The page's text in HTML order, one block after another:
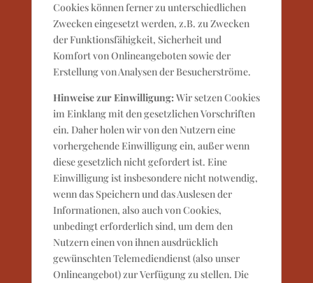
Cookies können ferner zu unterschiedlichen
Zwecken eingesetzt werden, z.B. zu Zwecken
der Funktionsfähigkeit, Sicherheit und
Komfort von Onlineangeboten sowie der
Erstellung von Analysen der Besucherströme.
Hinweise zur Einwilligung: Wir setzen Cookies
im Einklang mit den gesetzlichen Vorschriften
ein. Daher holen wir von den Nutzern eine
vorhergehende Einwilligung ein, außer wenn
diese gesetzlich nicht gefordert ist. Eine
Einwilligung ist insbesondere nicht notwendig,
wenn das Speichern und das Auslesen der
Informationen, also auch von Cookies,
unbedingt erforderlich sind, um dem den
Nutzern einen von ihnen ausdrücklich
gewünschten Telemediendienst (also unser
Onlineangebot) zur Verfügung zu stellen. Die